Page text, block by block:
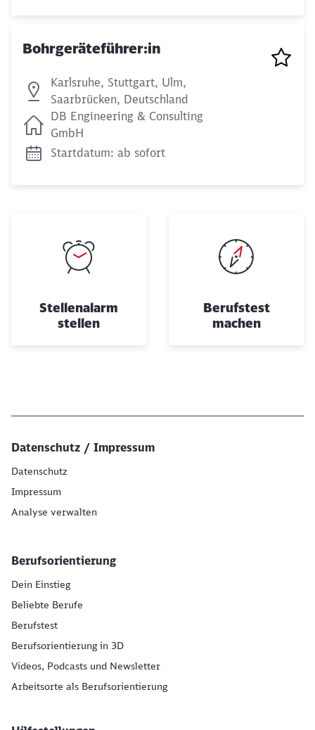
Bohrgeräteführer:in
Karlsruhe, Stuttgart, Ulm,
Saarbrücken, Deutschland
DB Engineering & Consulting
GmbH
Startdatum: ab sofort
Stellenalarm
stellen
Berufstest
machen
Datenschutz / Impressum
Datenschutz
Impressum
Analyse verwalten
Berufsorientierung
Dein Einstieg
Beliebte Berufe
Berufstest
Berufsorientierung in 3D
Videos, Podcasts und Newsletter
Arbeitsorte als Berufsorientierung